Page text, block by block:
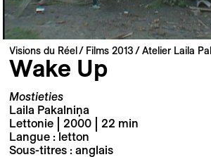
Visions du Réel Films 2013 Atelier Laila
Wake Up
Mostieties
Laila Pakalniņa
Lettonie | 2000 | 22 min
Langue : letton
Sous-titres : anglais